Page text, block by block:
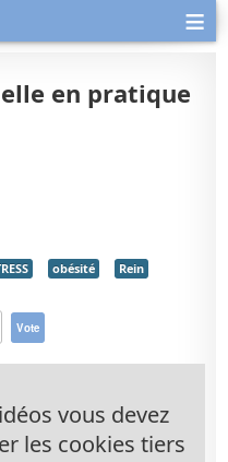
≡
en pratique
obésité Rein
vous devez
les cookies tiers